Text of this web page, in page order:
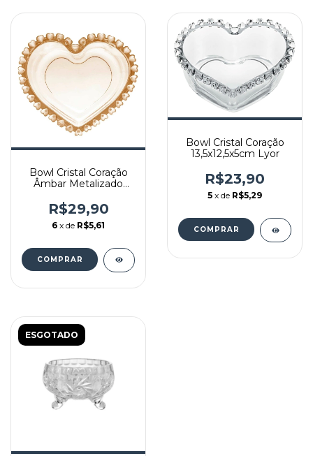
Bowl Cristal Coração
Âmbar Metalizado
R$29,90
6 x de R$5,61
Bowl Cristal Coração
13,5x12,5x5cm Lyor
R$23,90
5 x de R$5,29
ESGOTADO